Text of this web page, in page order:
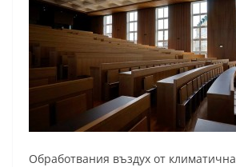
Обработвания въздух от